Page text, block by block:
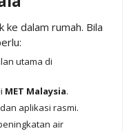
ke dalam rumah. Bila
utama di
MET Malaysia.
dan aplikasi rasmi.
air